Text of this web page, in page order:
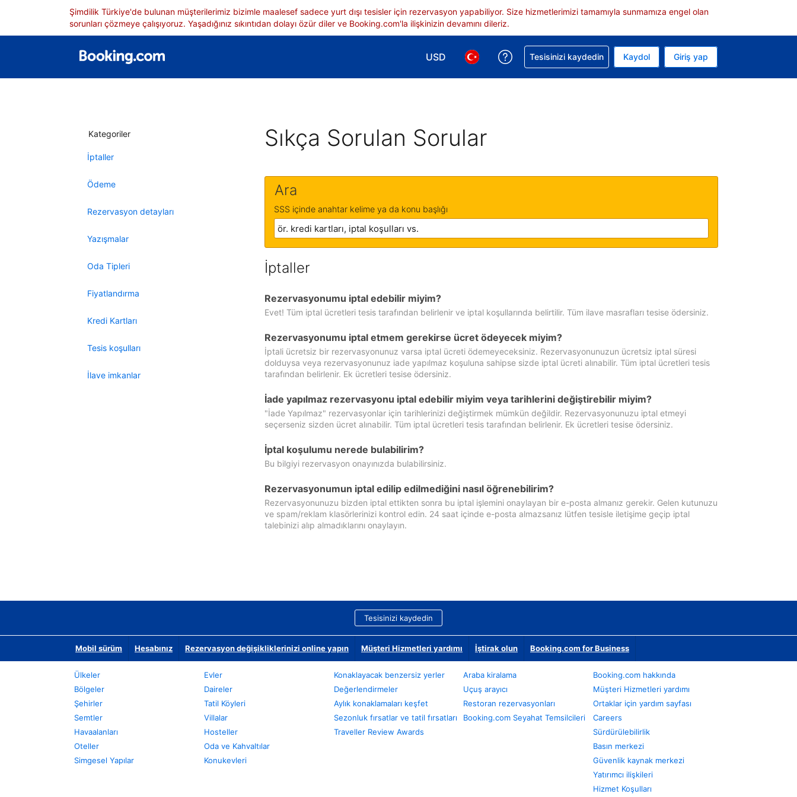
Şimdilik Türkiye'de bulunan müşterilerimiz bizimle maalesef sadece yurt dışı tesisler için rezervasyon yapabiliyor. Size hizmetlerimizi tamamıyla sunmamıza engel olan
sorunları çözmeye çalışıyoruz. Yaşadığınız sıkıntıdan dolayı özür diler ve Booking.com'la ilişkinizin devamını dileriz.
USD
Para birimi seçimi yap. Mevcut para biriminiz ABD doları
Dil seçimi yap. Mevcut diliniz Türkçe
Rezervasyonunuzla ilgili yardım alın
Tesisinizi kaydedin Kaydol Giriş yap
Kategoriler
İptaller
Ödeme
Rezervasyon detayları
Yazışmalar
Oda Tipleri
Fiyatlandırma
Kredi Kartları
Tesis koşulları
İlave imkanlar
Sıkça Sorulan Sorular
Ara
SSS içinde anahtar kelime ya da konu başlığı
İptaller
Rezervasyonumu iptal edebilir miyim?
Evet! Tüm iptal ücretleri tesis tarafından belirlenir ve iptal koşullarında belirtilir. Tüm ilave masrafları tesise ödersiniz.
Rezervasyonumu iptal etmem gerekirse ücret ödeyecek miyim?
İptali ücretsiz bir rezervasyonunuz varsa iptal ücreti ödemeyeceksiniz. Rezervasyonunuzun ücretsiz iptal süresi
dolduysa veya rezervasyonunuz iade yapılmaz koşuluna sahipse sizde iptal ücreti alınabilir. Tüm iptal ücretleri tesis
tarafından belirlenir. Ek ücretleri tesise ödersiniz.
İade yapılmaz rezervasyonu iptal edebilir miyim veya tarihlerini değiştirebilir miyim?
"İade Yapılmaz" rezervasyonlar için tarihlerinizi değiştirmek mümkün değildir. Rezervasyonunuzu iptal etmeyi
seçerseniz sizden ücret alınabilir. Tüm iptal ücretleri tesis tarafından belirlenir. Ek ücretleri tesise ödersiniz.
İptal koşulumu nerede bulabilirim?
Bu bilgiyi rezervasyon onayınızda bulabilirsiniz.
Rezervasyonumun iptal edilip edilmediğini nasıl öğrenebilirim?
Rezervasyonunuzu bizden iptal ettikten sonra bu iptal işlemini onaylayan bir e-posta almanız gerekir. Gelen kutunuzu
ve spam/reklam klasörlerinizi kontrol edin. 24 saat içinde e-posta almazsanız lütfen tesisle iletişime geçip iptal
talebinizi alıp almadıklarını onaylayın.
Tesisinizi kaydedin
Mobil sürüm Hesabınız Rezervasyon değişikliklerinizi online yapın Müşteri Hizmetleri yardımı İştirak olun Booking.com for Business
Ülkeler
Bölgeler
Şehirler
Semtler
Havaalanları
Oteller
Simgesel Yapılar
Evler
Daireler
Tatil Köyleri
Villalar
Hosteller
Oda ve Kahvaltılar
Konukevleri
Konaklayacak benzersiz yerler
Değerlendirmeler
Aylık konaklamaları keşfet
Sezonluk fırsatlar ve tatil fırsatları
Traveller Review Awards
Araba kiralama
Uçuş arayıcı
Restoran rezervasyonları
Booking.com Seyahat Temsilcileri
Booking.com hakkında
Müşteri Hizmetleri yardımı
Ortaklar için yardım sayfası
Careers
Sürdürülebilirlik
Basın merkezi
Güvenlik kaynak merkezi
Yatırımcı ilişkileri
Hizmet Koşulları